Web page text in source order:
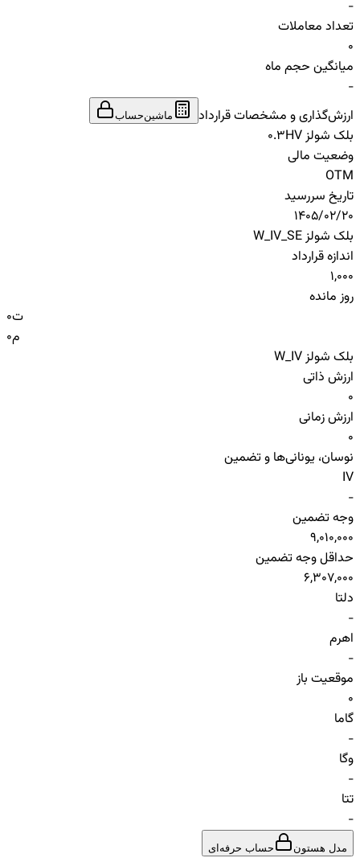
-
تعداد معاملات
0
میانگین حجم ماه
-
ارزش‌گذاری و مشخصات قرارداد
ماشین‌حساب
بلک شولز HV
0.3
وضعیت مالی
OTM
تاریخ سررسید
1405/02/20
بلک شولز W_IV_SE
اندازه قرارداد
1,000
روز مانده
0ت
0م
بلک شولز W_IV
ارزش ذاتی
0
ارزش زمانی
0
نوسان، یونانی‌ها و تضمین
IV
-
وجه تضمین
9,010,000
حداقل وجه تضمین
6,307,000
دلتا
-
اهرم
-
موقعیت باز
0
گاما
-
وگا
-
تتا
-
مدل هستون حساب حرفه‌ای